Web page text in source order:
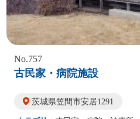
No.757
古民家・病院施設
茨城県笠間市安居1291